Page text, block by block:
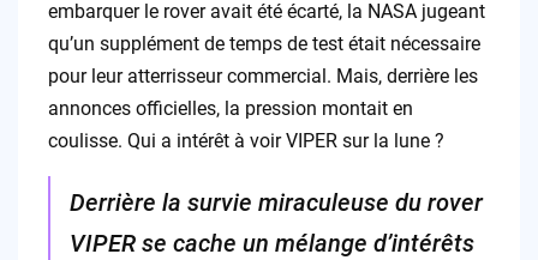
embarquer le rover avait été écarté, la NASA jugeant
qu’un supplément de temps de test était nécessaire
pour leur atterrisseur commercial. Mais, derrière les
annonces officielles, la pression montait en
coulisse. Qui a intérêt à voir VIPER sur la lune ?
Derrière la survie miraculeuse du rover
VIPER se cache un mélange d’intérêts